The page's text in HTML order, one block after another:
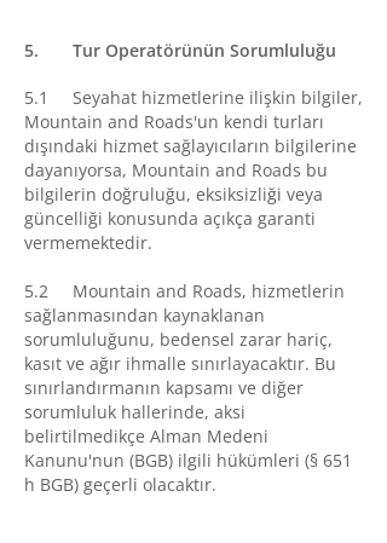
5. Tur Operatörünün Sorumluluğu
5.1 Seyahat hizmetlerine ilişkin bilgiler,
Mountain and Roads'un kendi turları
dışındaki hizmet sağlayıcıların bilgilerine
dayanıyorsa, Mountain and Roads bu
bilgilerin doğruluğu, eksiksizliği veya
güncelliği konusunda açıkça garanti
vermemektedir.
5.2 Mountain and Roads, hizmetlerin
sağlanmasından kaynaklanan
sorumluluğunu, bedensel zarar hariç,
kasıt ve ağır ihmalle sınırlayacaktır. Bu
sınırlandırmanın kapsamı ve diğer
sorumluluk hallerinde, aksi
belirtilmedikçe Alman Medeni
Kanunu'nun (BGB) ilgili hükümleri (§ 651
h BGB) geçerli olacaktır.